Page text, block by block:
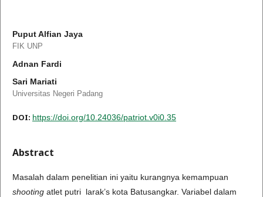
Puput Alfian Jaya
FIK UNP
Adnan Fardi
Sari Mariati
Universitas Negeri Padang
DOI: https://doi.org/10.24036/patriot.v0i0.35
Abstract
Masalah dalam penelitian ini yaitu kurangnya kemampuan
shooting atlet putri larak’s kota Batusangkar. Variabel dalam